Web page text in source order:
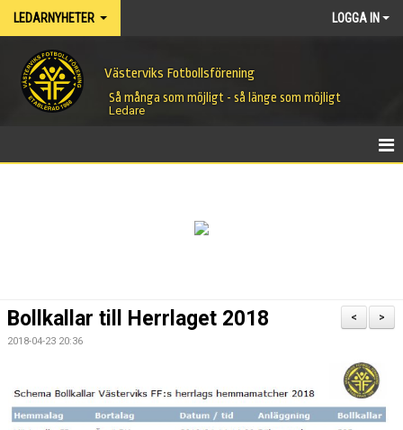
LEDARNYHETER LOGGA IN
Västerviks Fotbollsförening
Så många som möjligt - så länge som möjligt
Ledare
>
<
Bollkallar till Herrlaget 2018
2018-04-23 20:36